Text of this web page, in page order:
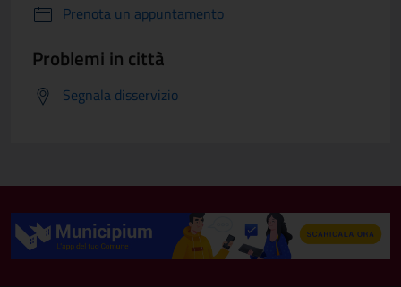
Prenota un appuntamento
Problemi in città
Segnala disservizio